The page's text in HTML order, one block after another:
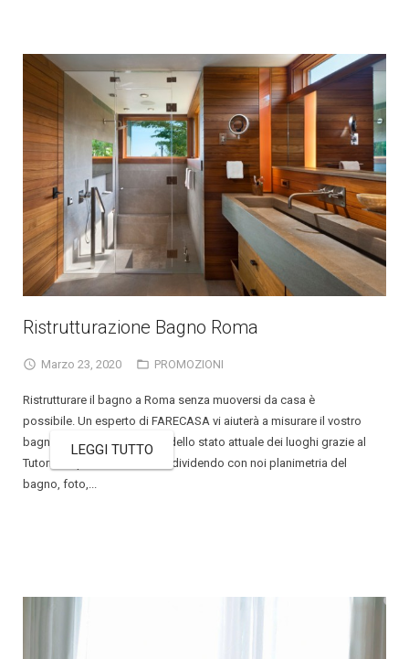
Ristrutturazione Bagno Roma
Marzo 23, 2020 PROMOZIONI
Ristrutturare il bagno a Roma senza muoversi da casa è
possibile. Un esperto di FARECASA vi aiuterà a misurare il vostro
bagno e scattare delle foto dello stato attuale dei luoghi grazie al
Tutorial di presa misure. Condividendo con noi planimetria del
bagno, foto,...
LEGGI TUTTO